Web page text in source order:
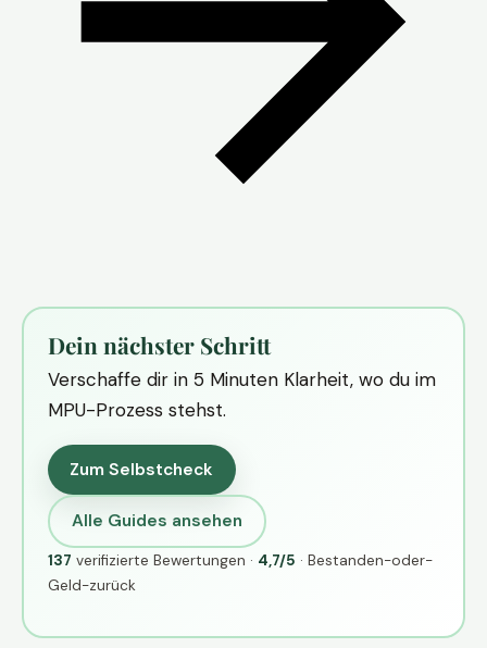
Dein nächster Schritt
Verschaffe dir in 5 Minuten Klarheit, wo du im
MPU-Prozess stehst.
Zum Selbstcheck
Alle Guides ansehen
137 verifizierte Bewertungen · 4,7/5 · Bestanden-oder-
Geld-zurück